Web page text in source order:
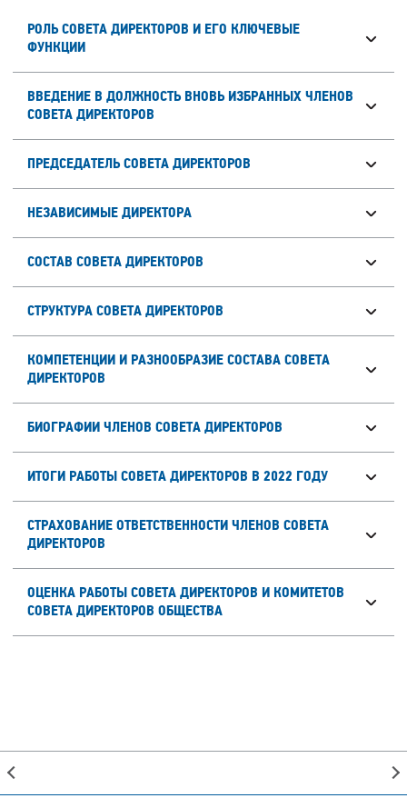
РОЛЬ СОВЕТА ДИРЕКТОРОВ И ЕГО КЛЮЧЕВЫЕ
ФУНКЦИИ
ВВЕДЕНИЕ В ДОЛЖНОСТЬ ВНОВЬ ИЗБРАННЫХ ЧЛЕНОВ
СОВЕТА ДИРЕКТОРОВ
ПРЕДСЕДАТЕЛЬ СОВЕТА ДИРЕКТОРОВ
НЕЗАВИСИМЫЕ ДИРЕКТОРА
СОСТАВ СОВЕТА ДИРЕКТОРОВ
СТРУКТУРА СОВЕТА ДИРЕКТОРОВ
КОМПЕТЕНЦИИ И РАЗНООБРАЗИЕ СОСТАВА СОВЕТА
ДИРЕКТОРОВ
БИОГРАФИИ ЧЛЕНОВ СОВЕТА ДИРЕКТОРОВ
ИТОГИ РАБОТЫ СОВЕТА ДИРЕКТОРОВ В 2022 ГОДУ
СТРАХОВАНИЕ ОТВЕТСТВЕННОСТИ ЧЛЕНОВ СОВЕТА
ДИРЕКТОРОВ
ОЦЕНКА РАБОТЫ СОВЕТА ДИРЕКТОРОВ И КОМИТЕТОВ
СОВЕТА ДИРЕКТОРОВ ОБЩЕСТВА